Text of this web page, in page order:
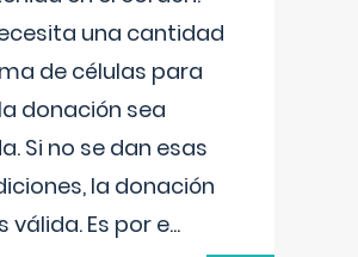
una cantidad
de células para
donación sea
Si no se dan esas
la donación
válida. Es por e...